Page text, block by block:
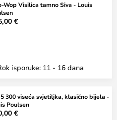
Wop Visilica tamno Siva - Louis
€
isporuke: 11 - 16 dana
300 viseća svjetiljka, klasično bijela -
Poulsen
€